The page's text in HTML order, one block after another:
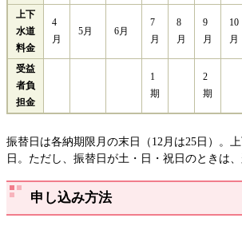
上下
水道
料金
4
月
5月 6月
7
月
8
月
9
月
10
月
受益
者負
担金
1
期
2
期
振替日は各納期限月の末日（12月は25日）。
日。ただし、振替日が土・日・祝日のときは、
申し込み方法